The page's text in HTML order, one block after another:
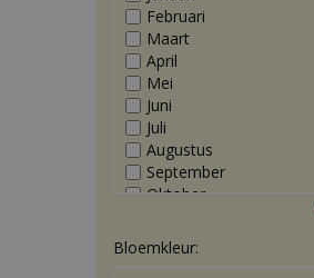
Februari
Maart
April
Mei
Juni
Juli
Augustus
September
Oktober
December
Bloemkleur: